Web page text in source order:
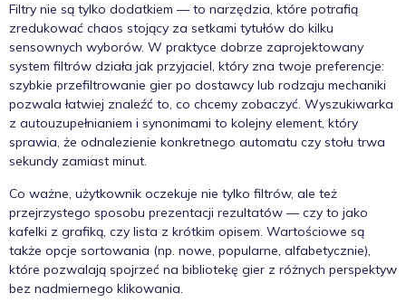
Filtry nie są tylko dodatkiem — to narzędzia, które potrafią
zredukować chaos stojący za setkami tytułów do kilku
sensownych wyborów. W praktyce dobrze zaprojektowany
system filtrów działa jak przyjaciel, który zna twoje preferencje:
szybkie przefiltrowanie gier po dostawcy lub rodzaju mechaniki
pozwala łatwiej znaleźć to, co chcemy zobaczyć. Wyszukiwarka
z autouzupełnianiem i synonimami to kolejny element, który
sprawia, że odnalezienie konkretnego automatu czy stołu trwa
sekundy zamiast minut.
Co ważne, użytkownik oczekuje nie tylko filtrów, ale też
przejrzystego sposobu prezentacji rezultatów — czy to jako
kafelki z grafiką, czy lista z krótkim opisem. Wartościowe są
także opcje sortowania (np. nowe, popularne, alfabetycznie),
które pozwalają spojrzeć na bibliotekę gier z różnych perspektyw
bez nadmiernego klikowania.